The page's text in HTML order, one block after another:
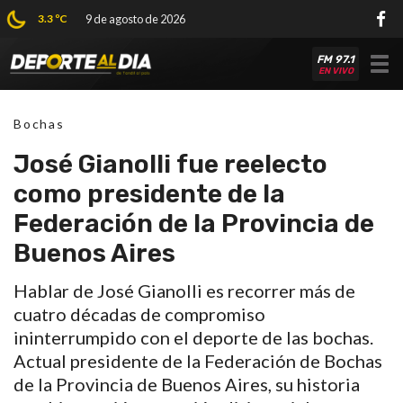
3.3 ºC 9 de agosto de 2026
FM 97.1
EN VIVO
Bochas
José Gianolli fue reelecto
como presidente de la
Federación de la Provincia de
Buenos Aires
Hablar de José Gianolli es recorrer más de
cuatro décadas de compromiso
ininterrumpido con el deporte de las bochas.
Actual presidente de la Federación de Bochas
de la Provincia de Buenos Aires, su historia